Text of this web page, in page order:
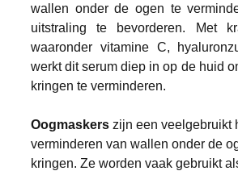
wallen onder de ogen te
uitstraling te bevorderen. Met
waaronder vitamine C,
werkt dit serum diep in op de huid
kringen te verminderen.
Oogmaskers zijn een veelgebruikt
verminderen van wallen onder de
kringen. Ze worden vaak gebruikt